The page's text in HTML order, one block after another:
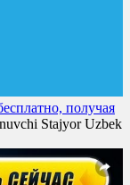
получая
Stajyor Uzbek